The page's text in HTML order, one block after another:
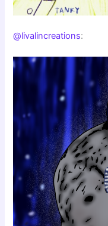
@livalincreations: